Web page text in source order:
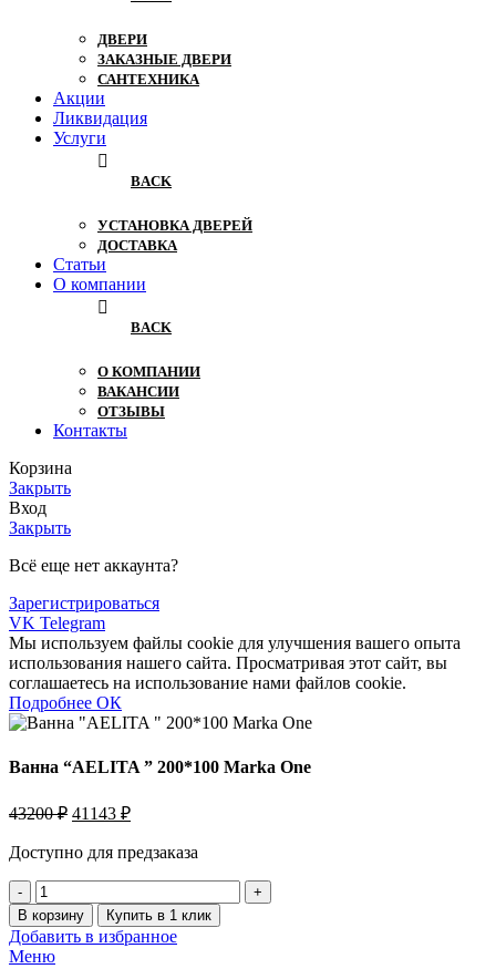
ДВЕРИ
ЗАКАЗНЫЕ ДВЕРИ
САНТЕХНИКА
Акции
Ликвидация
Услуги
BACK
УСТАНОВКА ДВЕРЕЙ
ДОСТАВКА
Статьи
О компании
BACK
О КОМПАНИИ
ВАКАНСИИ
ОТЗЫВЫ
Контакты
Корзина
Закрыть
Вход
Закрыть
Всё еще нет аккаунта?
Зарегистрироваться
VK Telegram
Мы используем файлы cookie для улучшения вашего опыта
использования нашего сайта. Просматривая этот сайт, вы
соглашаетесь на использование нами файлов cookie.
Подробнее Подробнее
ОК
Ванна “AELITA ” 200*100 Marka One
43200₽ Первоначальная
составляла
41143 ₽Текущая
41143 ₽.
Доступно для предзаказа
Количество
товара
Ванна
"AELITA
В корзину Купить в 1 клик
Добавить в избранное
Меню